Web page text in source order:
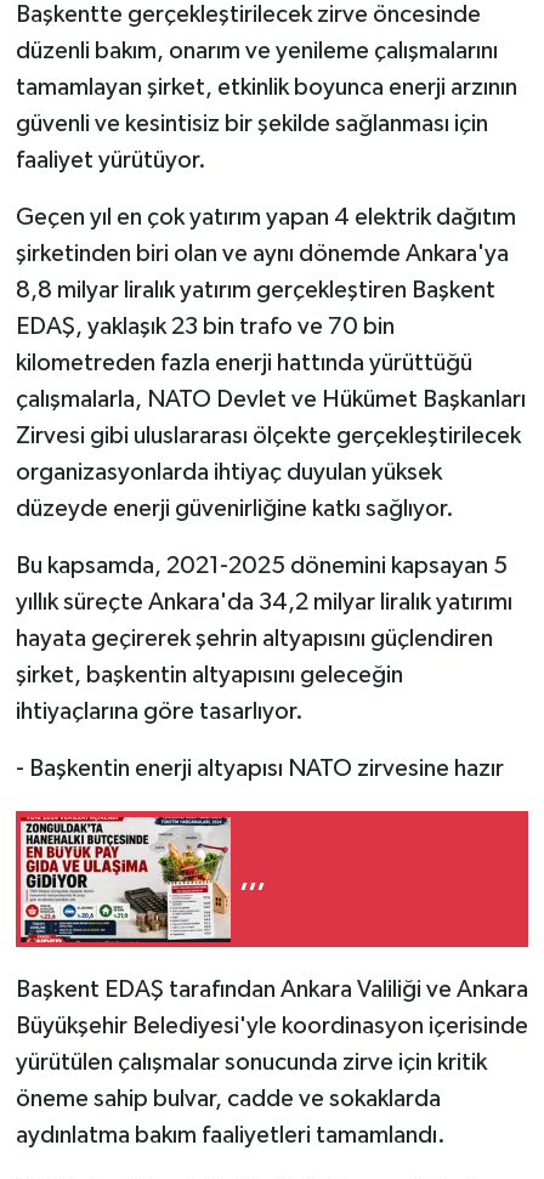
Başkentte gerçekleştirilecek zirve öncesinde
düzenli bakım, onarım ve yenileme çalışmalarını
tamamlayan şirket, etkinlik boyunca enerji arzının
güvenli ve kesintisiz bir şekilde sağlanması için
faaliyet yürütüyor.
Geçen yıl en çok yatırım yapan 4 elektrik dağıtım
şirketinden biri olan ve aynı dönemde Ankara'ya
8,8 milyar liralık yatırım gerçekleştiren Başkent
EDAŞ, yaklaşık 23 bin trafo ve 70 bin
kilometreden fazla enerji hattında yürüttüğü
çalışmalarla, NATO Devlet ve Hükümet Başkanları
Zirvesi gibi uluslararası ölçekte gerçekleştirilecek
organizasyonlarda ihtiyaç duyulan yüksek
düzeyde enerji güvenirliğine katkı sağlıyor.
Bu kapsamda, 2021-2025 dönemini kapsayan 5
yıllık süreçte Ankara'da 34,2 milyar liralık yatırımı
hayata geçirerek şehrin altyapısını güçlendiren
şirket, başkentin altyapısını geleceğin
ihtiyaçlarına göre tasarlıyor.
- Başkentin enerji altyapısı NATO zirvesine hazır
,,,
Başkent EDAŞ tarafından Ankara Valiliği ve Ankara
Büyükşehir Belediyesi'yle koordinasyon içerisinde
yürütülen çalışmalar sonucunda zirve için kritik
öneme sahip bulvar, cadde ve sokaklarda
aydınlatma bakım faaliyetleri tamamlandı.